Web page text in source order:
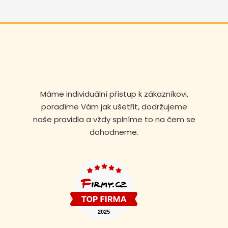
Máme individuální přístup k zákazníkovi,
poradíme Vám jak ušetřit, dodržujeme
naše pravidla a vždy splníme to na čem se
dohodneme.
+420 608 105 106